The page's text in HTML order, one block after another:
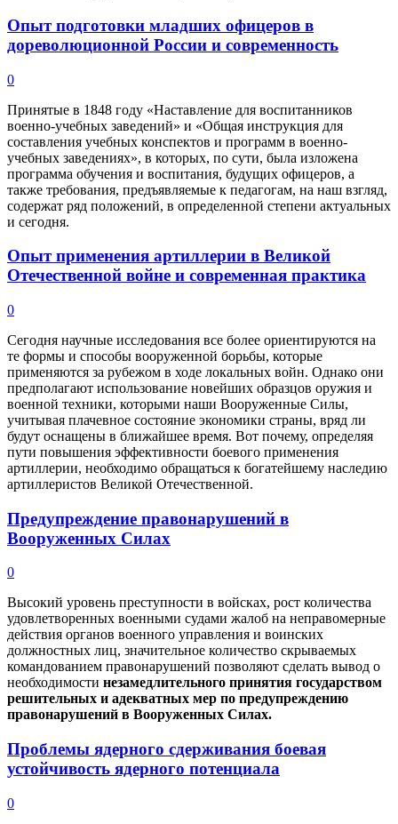
Опыт подготовки младших офицеров в
дореволюционной России и современность
0
Принятые в 1848 году «Наставление для воспитанников
военно-учебных заведений» и «Общая инструкция для
составления учебных конспектов и программ в военно-
учебных заведениях», в которых, по сути, была изложена
программа обучения и воспитания, будущих офицеров, а
также требования, предъявляемые к педагогам, на наш взгляд,
содержат ряд положений, в определенной степени актуальных
и сегодня.
Опыт применения артиллерии в Великой
Отечественной войне и современная практика
0
Сегодня научные исследования все более ориентируются на
те формы и способы вооруженной борьбы, которые
применяются за рубежом в ходе локальных войн. Однако они
предполагают использование новейших образцов оружия и
военной техники, которыми наши Вооруженные Силы,
учитывая плачевное состояние экономики страны, вряд ли
будут оснащены в ближайшее время. Вот почему, определяя
пути повышения эффективности боевого применения
артиллерии, необходимо обращаться к богатейшему наследию
артиллеристов Великой Отечественной.
Предупреждение правонарушений в
Вооруженных Силах
0
Высокий уровень преступности в войсках, рост количества
удовлетворенных военными судами жалоб на неправомерные
действия органов военного управления и воинских
должностных лиц, значительное количество скрываемых
командованием правонарушений позволяют сделать вывод о
необходимости незамедлительного принятия государством
решительных и адекватных мер по предупреждению
правонарушений в Вооруженных Силах.
Проблемы ядерного сдерживания боевая
устойчивость ядерного потенциала
0